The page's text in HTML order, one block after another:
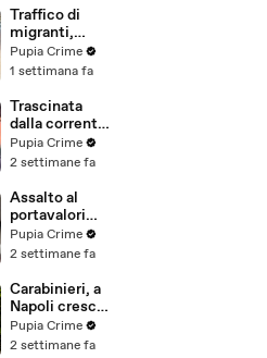
latitante
nigeriano
ricercato dal
2019
(28.07.26)
Traffico di
migranti,
smantellata
rete tra
altre 9
province: 18
arresti
(27.07.26)
Pupia Crime
1 settimana fa
Trascinata
dalla corrente
per 3
chilometri su
materassino:
salvata dalla
Polizia
(25.07.26)
Pupia Crime
2 settimane fa
Assalto al
portavalori
con 30 chili
d'oro sventato
arresti
(25.07.26)
Pupia Crime
2 settimane fa
Carabinieri, a
Napoli cresce
la "flotta
green": nuove
Pupia Crime
2 settimane fa